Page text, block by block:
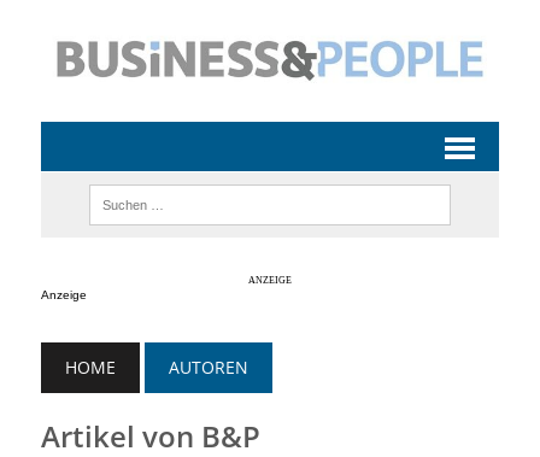
Anzeige
HOME AUTOREN
Artikel von B&P